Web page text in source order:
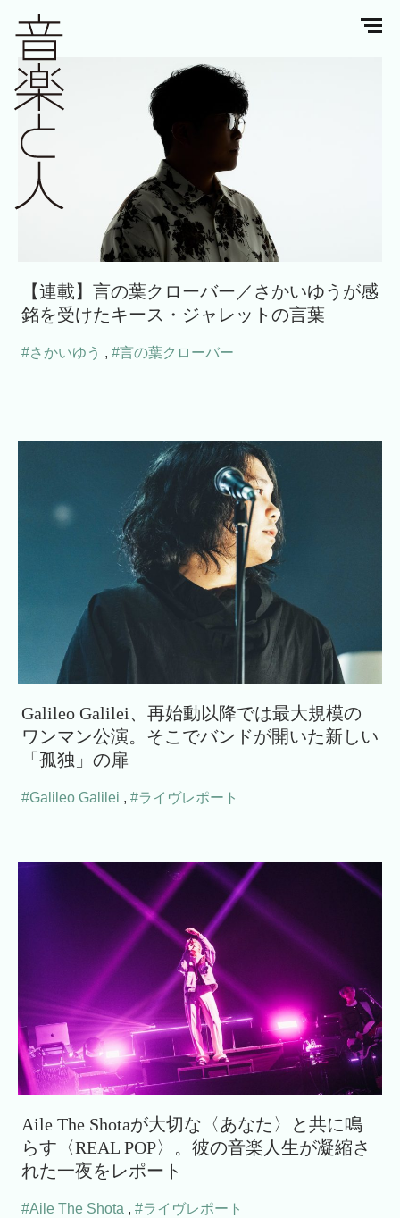
【連載】言の葉クローバー／さかいゆうが感
銘を受けたキース・ジャレットの言葉
#さかいゆう , #言の葉クローバー
Galileo Galilei、再始動以降では最大規模の
ワンマン公演。そこでバンドが開いた新しい
「孤独」の扉
#Galileo Galilei , #ライヴレポート
Aile The Shotaが大切な〈あなた〉と共に鳴
らす〈REAL POP〉。彼の音楽人生が凝縮さ
れた一夜をレポート
#Aile The Shota , #ライヴレポート